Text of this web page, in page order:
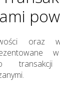
oraz
transakcji